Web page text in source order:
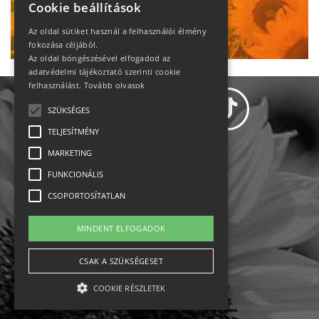
Ne maradj le!
Állásajánlatok
Impresszum-kapcsolat
Jogi nyilatkozat
Cookie beállítások
Az oldal sütiket használ a felhasználói élmény
fokozása céljából.
Az oldal böngészésével elfogadod az
adatvédelmi tájékoztató szerinti cookie
felhasználást. Tovább olvasok
SZÜKSÉGES
TELJESÍTMÉNY
MARKETING
FUNKCIONÁLIS
CSOPORTOSÍTATLAN
MINDENT ELFOGADOK
CSAK A SZÜKSÉGESET
COOKIE RÉSZLETEK